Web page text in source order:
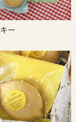
ー